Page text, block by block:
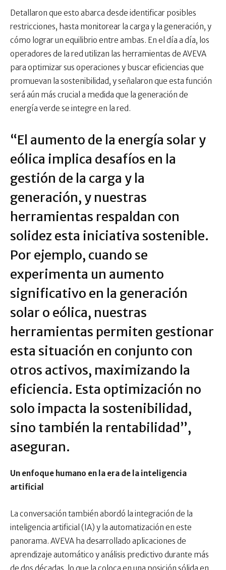
Detallaron que esto abarca desde identificar posibles
restricciones, hasta monitorear la carga y la generación, y
cómo lograr un equilibrio entre ambas. En el día a día, los
operadores de la red utilizan las herramientas de AVEVA
para optimizar sus operaciones y buscar eficiencias que
promuevan la sostenibilidad, y señalaron que esta función
será aún más crucial a medida que la generación de
energía verde se integre en la red.
“El aumento de la energía solar y
eólica implica desafíos en la
gestión de la carga y la
generación, y nuestras
herramientas respaldan con
solidez esta iniciativa sostenible.
Por ejemplo, cuando se
experimenta un aumento
significativo en la generación
solar o eólica, nuestras
herramientas permiten gestionar
esta situación en conjunto con
otros activos, maximizando la
eficiencia. Esta optimización no
solo impacta la sostenibilidad,
sino también la rentabilidad”,
aseguran.
Un enfoque humano en la era de la inteligencia
artificial
La conversación también abordó la integración de la
inteligencia artificial (IA) y la automatización en este
panorama. AVEVA ha desarrollado aplicaciones de
aprendizaje automático y análisis predictivo durante más